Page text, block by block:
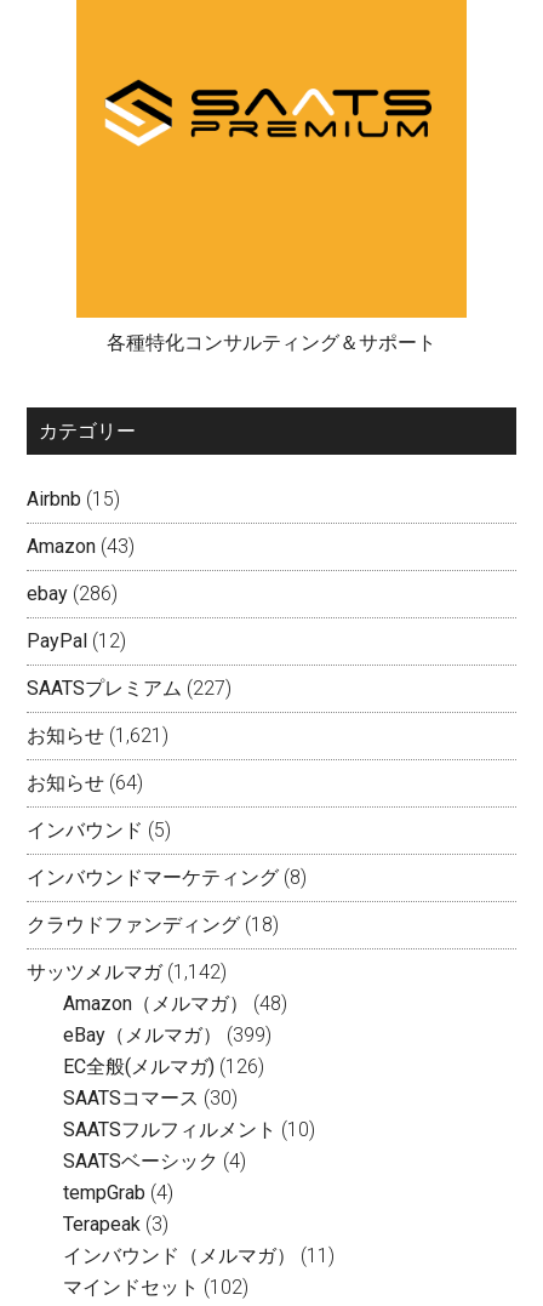
各種特化コンサルティング＆サポート
カテゴリー
Airbnb (15)
Amazon (43)
ebay (286)
PayPal (12)
SAATSプレミアム (227)
お知らせ (1,621)
お知らせ (64)
インバウンド (5)
インバウンドマーケティング (8)
クラウドファンディング (18)
サッツメルマガ(1,142)
Amazon（メルマガ）
(48)
eBay（メルマガ）
(399)
EC全般(メルマガ) (126)
SAATSコマース (30)
SAATSフルフィルメント (10)
SAATSベーシック (4)
tempGrab (4)
Terapeak (3)
インバウンド（メルマガ）
(11)
マインドセット (102)